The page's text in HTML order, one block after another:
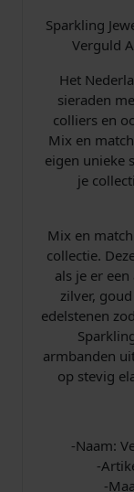
Sparkling
Verguld
Het
sieraden
colliers en
Mix en
eigen unieke
je
Mix en
collectie.
als je er
zilver,
edelstenen
armbanden
op stevig
-Naam:
-
-